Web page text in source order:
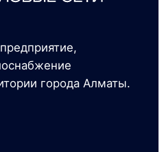
города Алматы.